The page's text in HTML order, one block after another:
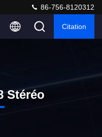
86-756-8120312
Citation
Stéréo